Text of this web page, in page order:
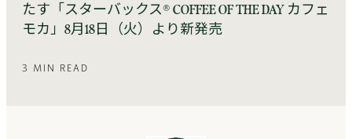
たす「スターバックス® COFFEE OF THE DAY カフェ
モカ」8月18日（火）より新発売
3 MIN READ